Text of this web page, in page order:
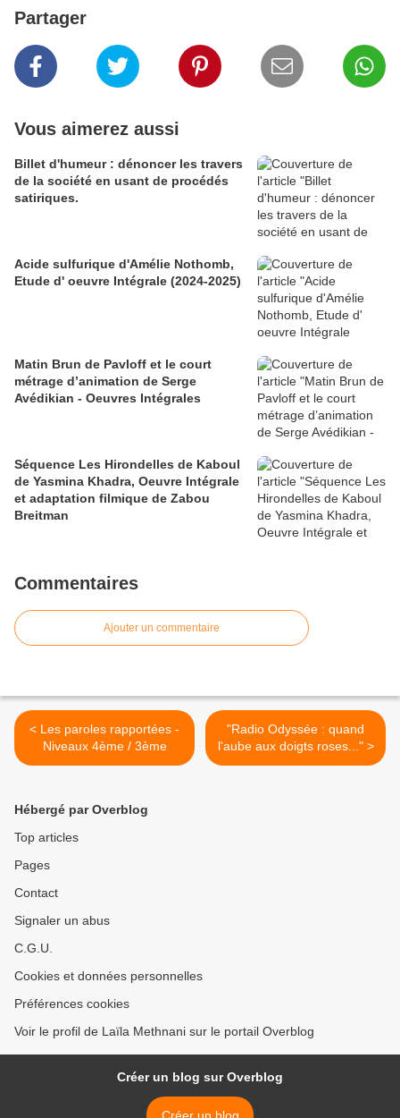
Partager
Vous aimerez aussi
Billet d'humeur : dénoncer les travers
de la société en usant de procédés
satiriques.
Acide sulfurique d'Amélie Nothomb,
Etude d' oeuvre Intégrale (2024-2025)
Matin Brun de Pavloff et le court
métrage d’animation de Serge
Avédikian - Oeuvres Intégrales
Séquence Les Hirondelles de Kaboul
de Yasmina Khadra, Oeuvre Intégrale
et adaptation filmique de Zabou
Breitman
Commentaires
Ajouter un commentaire
< Les paroles rapportées -
Niveaux 4ème / 3ème
"Radio Odyssée : quand
l'aube aux doigts roses..." >
Hébergé par Overblog
Top articles
Pages
Contact
Signaler un abus
C.G.U.
Cookies et données personnelles
Préférences cookies
Voir le profil de Laïla Methnani sur le portail Overblog
Créer un blog sur Overblog